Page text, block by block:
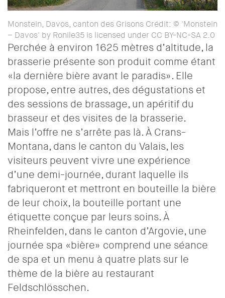
Monstein, Davos, canton des Grisons Crédit: © 'Monstein
– Davos' by Ronile35 is licensed under CC BY-NC-SA 2.0
Perchée à environ 1625 mètres d’altitude, la
brasserie présente son produit comme étant
«la dernière bière avant le paradis». Elle
propose, entre autres, des dégustations et
des sessions de brassage, un apéritif du
brasseur et des visites de la brasserie.
Mais l’offre ne s’arrête pas là. À Crans-
Montana, dans le canton du Valais, les
visiteurs peuvent vivre une expérience
d’une demi-journée, durant laquelle ils
fabriqueront et mettront en bouteille la bière
de leur choix, la bouteille portant une
étiquette conçue par leurs soins. À
Rheinfelden, dans le canton d’Argovie, une
journée spa «bière» comprend une séance
de spa et un menu à quatre plats sur le
thème de la bière au restaurant
Feldschlösschen.